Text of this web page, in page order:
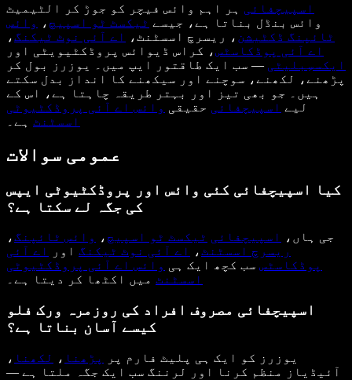
اسپیچفائی ہر اہم وائس فیچر کو جوڑ کر الٹیمیٹ
وائس بنڈل بناتا ہے، جیسے ٹیکسٹ ٹو اسپیچ ،
وائس
ٹائپنگ ڈکٹیشن ، ریسرچ اسسٹنٹ، اے آئی نوٹ ٹیکنگ،
اے آئی پوڈکاسٹس، کراس ڈیوائس پروڈکٹیویٹی اور
ایکسسِبلیٹی — سب ایک طاقتور ایپ میں۔ یوزرز بول کر
پڑھنے، لکھنے، سوچنے اور سیکھنے کا انداز بدل سکتے
ہیں۔ جو بھی تیز اور بہتر طریقہ چاہتا ہے، اس کے
لیے اسپیچفائی حقیقی وائس اے آئی پروڈکٹیوٹی
اسسٹنٹ ہے۔
عمومی سوالات
کیا اسپیچفائی کئی وائس اور پروڈکٹیوٹی ایپس
کی جگہ لے سکتا ہے؟
جی ہاں، اسپیچفائی ٹیکسٹ ٹو اسپیچ ، وائس ٹائپنگ،
ریسرچ اسسٹنٹ، اے آئی نوٹ ٹیکنگ اور
اے آئی
پوڈکاسٹس سب کچھ ایک ہی وائس اے آئی پروڈکٹیوٹی
اسسٹنٹ میں اکٹھا کر دیتا ہے۔
اسپیچفائی مصروف افراد کی روزمرہ ورک فلو
کیسے آسان بناتا ہے؟
یوزرز کو ایک ہی پلیٹ فارم پر پڑھنا ، لکھنا ،
آئیڈیاز منظم کرنا اور لرننگ سب ایک جگہ ملتا ہے —